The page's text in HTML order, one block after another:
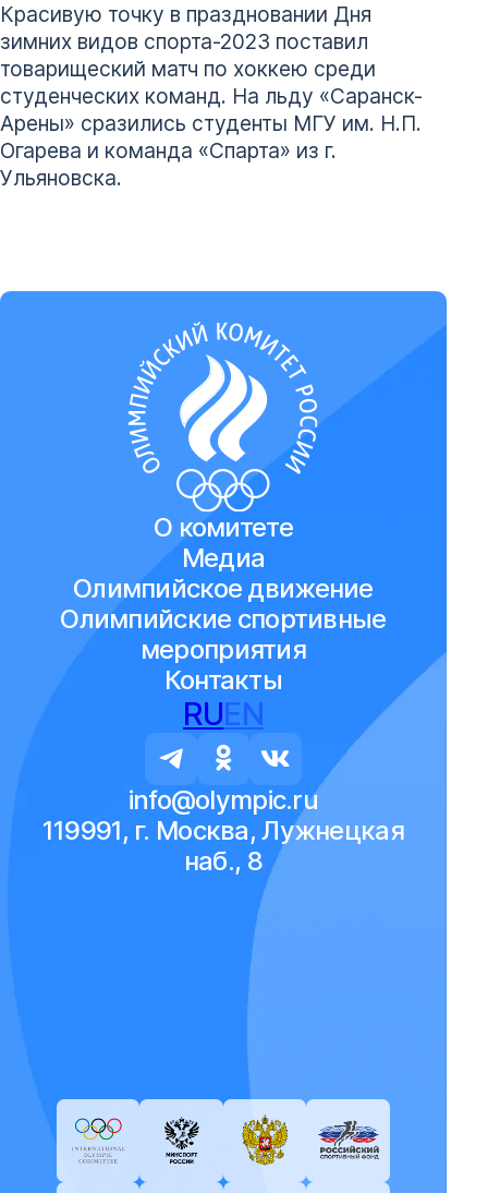
Красивую точку в праздновании Дня
зимних видов спорта-2023 поставил
товарищеский матч по хоккею среди
студенческих команд. На льду «Саранск-
Арены» сразились студенты МГУ им. Н.П.
Огарева и команда «Спарта» из г.
Ульяновска.
О комитете
Медиа
Олимпийское движение
Олимпийские спортивные
мероприятия
Контакты
RUEN
info@olympic.ru
119991, г. Москва, Лужнецкая
наб., 8